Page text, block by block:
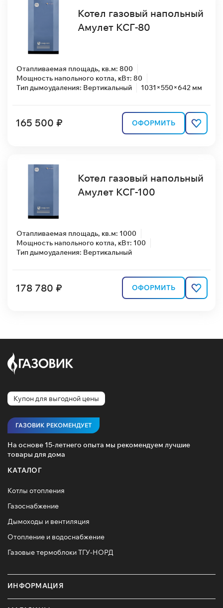
Котел газовый напольный
Амулет КСГ-80
Отапливаемая площадь, кв.м: 800
Мощность напольного котла, кВт: 80
Тип дымоудаления: Вертикальный
1031×550×642 мм
165 500 ₽ ОФОРМИТЬ
Котел газовый напольный
Амулет КСГ-100
Отапливаемая площадь, кв.м: 1000
Мощность напольного котла, кВт: 100
Тип дымоудаления: Вертикальный
178 780 ₽ ОФОРМИТЬ
Купон для выгодной цены
ГАЗОВИК РЕКОМЕНДУЕТ
На основе 15-летнего опыта мы рекомендуем лучшие
товары для дома
КАТАЛОГ
Котлы отопления
Газоснабжение
Дымоходы и вентиляция
Отопление и водоснабжение
Газовые термоблоки ТГУ-НОРД
ИНФОРМАЦИЯ